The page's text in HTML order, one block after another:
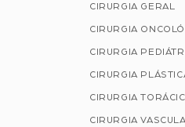
CIRURGIA GERAL
CIRURGIA
CIRURGIA
CIRURGIA
CIRURGIA
CIRURGIA